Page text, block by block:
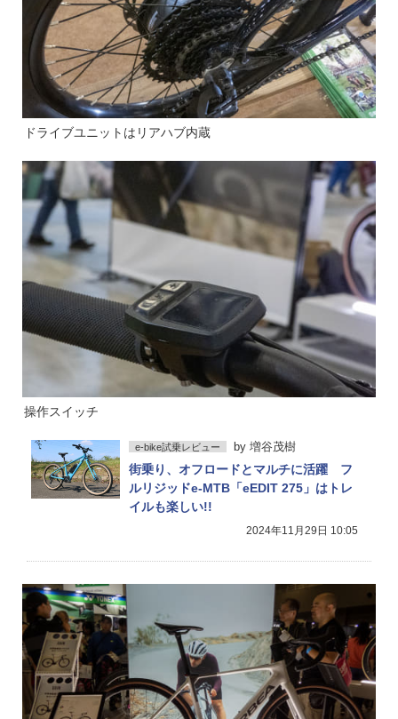
ドライブユニットはリアハブ内蔵
操作スイッチ
e-bike試乗レビュー by 増谷茂樹
街乗り、オフロードとマルチに活躍 フ
ルリジッドe-MTB「eEDIT 275」はトレ
イルも楽しい!!
2024年11月29日 10:05